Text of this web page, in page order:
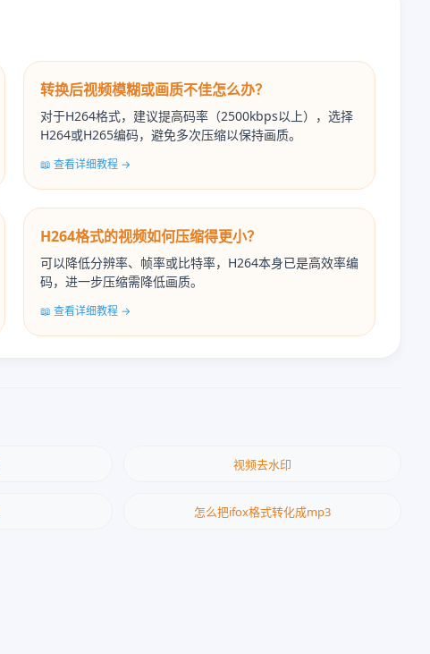
转换后视频模糊或画质不佳怎么办？
对于H264格式，建议提高码率（2500kbps以上），选择
H264或H265编码，避免多次压缩以保持画质。
📖 查看详细教程 →
H264格式的视频如何压缩得更小？
可以降低分辨率、帧率或比特率，H264本身已是高效率编
码，进一步压缩需降低画质。
📖 查看详细教程 →
视频去水印
怎么把ifox格式转化成mp3